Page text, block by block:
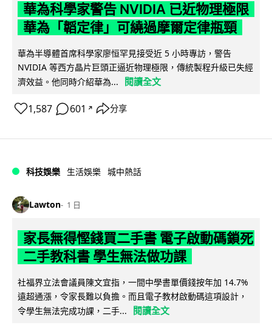
華為科學家警告 NVIDIA 已近物理極限
華為「韜定律」可繞過摩爾定律瓶頸
華為半導體首席科學家廖恒罕見接受近 5 小時專訪，警告
NVIDIA 等西方晶片巨頭正逼近物理極限，傳統製程升級已失經
濟效益。他同時介紹華為...
閱讀全文
1,587 601 ↗ 分享
科技娛樂 生活娛樂 城中熱話
Lawton 1 日
家長無得慳錢買二手書 電子啟動碼鎖死
二手教科書 學生無法做功課
社福界立法會議員陳文宜指，一間中學書單價錢按年加 14.7%
遠超通漲，令家長難以負擔。而且電子教材啟動碼這項設計，
令學生無法完成功課，二手...
閱讀全文